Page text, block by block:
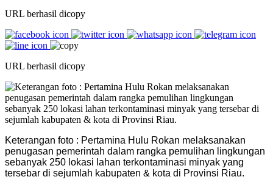
URL berhasil dicopy
URL berhasil dicopy
Keterangan foto : Pertamina Hulu Rokan melaksanakan
penugasan pemerintah dalam rangka pemulihan lingkungan
sebanyak 250 lokasi lahan terkontaminasi minyak yang
tersebar di sejumlah kabupaten & kota di Provinsi Riau.